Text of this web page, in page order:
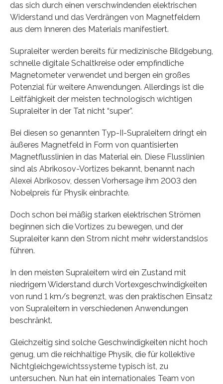
das sich durch einen verschwindenden elektrischen
Widerstand und das Verdrängen von Magnetfeldern
aus dem Inneren des Materials manifestiert.
Supraleiter werden bereits für medizinische Bildgebung,
schnelle digitale Schaltkreise oder empfindliche
Magnetometer verwendet und bergen ein großes
Potenzial für weitere Anwendungen. Allerdings ist die
Leitfähigkeit der meisten technologisch wichtigen
Supraleiter in der Tat nicht “super”.
Bei diesen so genannten Typ-II-Supraleitern dringt ein
äußeres Magnetfeld in Form von quantisierten
Magnetflusslinien in das Material ein. Diese Flusslinien
sind als Abrikosov-Vortizes bekannt, benannt nach
Alexei Abrikosov, dessen Vorhersage ihm 2003 den
Nobelpreis für Physik einbrachte.
Doch schon bei mäßig starken elektrischen Strömen
beginnen sich die Vortizes zu bewegen, und der
Supraleiter kann den Strom nicht mehr widerstandslos
führen.
In den meisten Supraleitern wird ein Zustand mit
niedrigem Widerstand durch Vortexgeschwindigkeiten
von rund 1 km/s begrenzt, was den praktischen Einsatz
von Supraleitern in verschiedenen Anwendungen
beschränkt.
Gleichzeitig sind solche Geschwindigkeiten nicht hoch
genug, um die reichhaltige Physik, die für kollektive
Nichtgleichgewichtssysteme typisch ist, zu
untersuchen. Nun hat ein internationales Team von